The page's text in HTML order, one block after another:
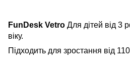
FunDesk Vetro Для дітей від 3
віку.
Підходить для зростання від